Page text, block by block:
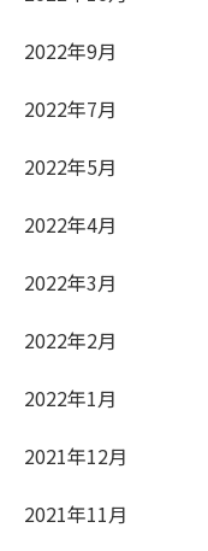
2022年9月
2022年7月
2022年5月
2022年4月
2022年3月
2022年2月
2022年1月
2021年12月
2021年11月